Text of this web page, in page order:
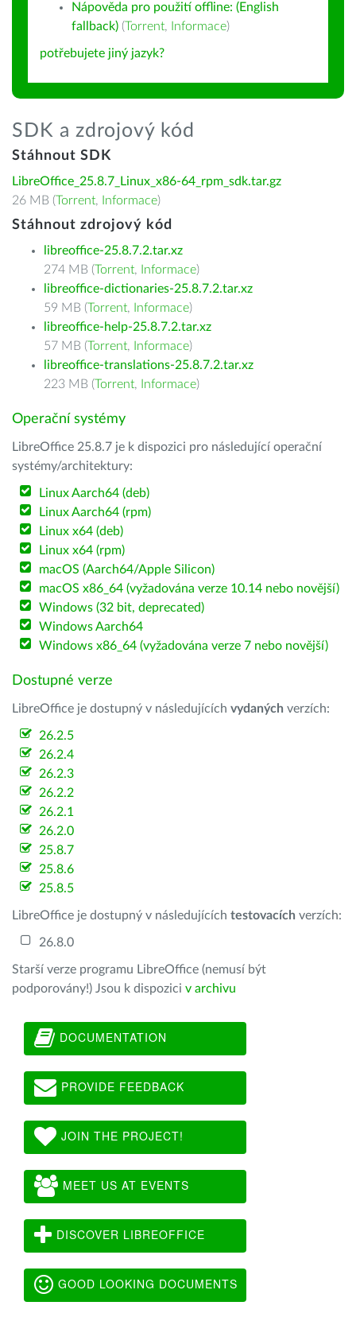
Nápověda pro použití offline: (English
fallback) (Torrent, Informace)
potřebujete jiný jazyk?
SDK a zdrojový kód
Stáhnout SDK
LibreOffice_25.8.7_Linux_x86-64_rpm_sdk.tar.gz
26 MB (Torrent, Informace)
Stáhnout zdrojový kód
libreoffice-25.8.7.2.tar.xz
274 MB (Torrent, Informace)
libreoffice-dictionaries-25.8.7.2.tar.xz
59 MB (Torrent, Informace)
libreoffice-help-25.8.7.2.tar.xz
57 MB (Torrent, Informace)
libreoffice-translations-25.8.7.2.tar.xz
223 MB (Torrent, Informace)
Operační systémy
LibreOffice 25.8.7 je k dispozici pro následující operační
systémy/architektury:
Linux Aarch64 (deb)
Linux Aarch64 (rpm)
Linux x64 (deb)
Linux x64 (rpm)
macOS (Aarch64/Apple Silicon)
macOS x86_64 (vyžadována verze 10.14 nebo novější)
Windows (32 bit, deprecated)
Windows Aarch64
Windows x86_64 (vyžadována verze 7 nebo novější)
Dostupné verze
LibreOffice je dostupný v následujících vydaných verzích:
26.2.5
26.2.4
26.2.3
26.2.2
26.2.1
26.2.0
25.8.7
25.8.6
25.8.5
LibreOffice je dostupný v následujících testovacích verzích:
26.8.0
Starší verze programu LibreOffice (nemusí být
podporovány!) Jsou k dispozici v archivu
DOCUMENTATION
PROVIDE FEEDBACK
JOIN THE PROJECT!
MEET US AT EVENTS
DISCOVER LIBREOFFICE
GOOD LOOKING DOCUMENTS